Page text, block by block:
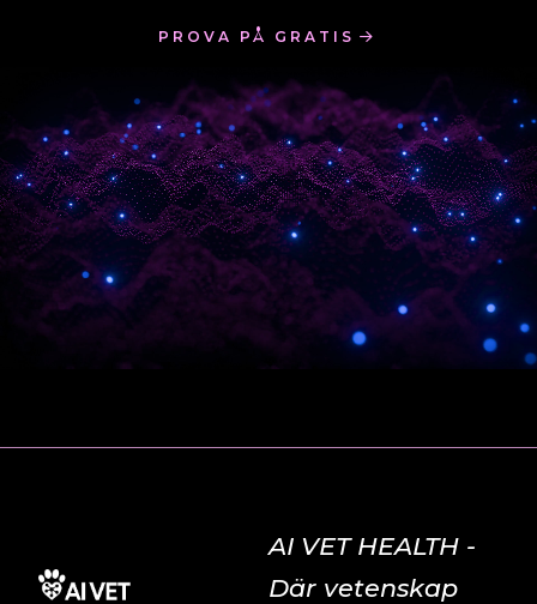
PROVA PÅ GRATIS
AI VET HEALTH -
Där vetenskap